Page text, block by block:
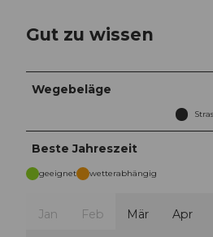
Gut zu wissen
Wegebeläge
Beste Jahreszeit
geeignet wetterabhängig
Jan Feb Mär Apr